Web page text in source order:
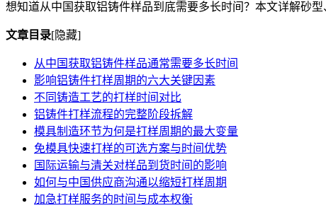
想知道从中国获取铝铸件样品到底需要多长时间？本文详解砂
文章目录[隐藏]
从中国获取铝铸件样品通常需要多长时间
影响铝铸件打样周期的六大关键因素
不同铸造工艺的打样时间对比
铝铸件打样流程的完整阶段拆解
模具制造环节为何是打样周期的最大变量
免模具快速打样的可选方案与时间优势
国际运输与清关对样品到货时间的影响
如何与中国供应商沟通以缩短打样周期
加急打样服务的时间与成本权衡